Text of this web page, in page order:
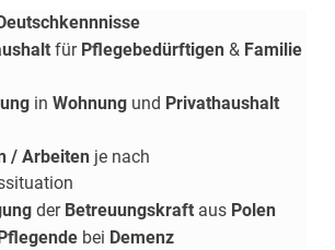
Deutschkennnisse
für Pflegebedürftigen & Familie
in Wohnung und Privathaushalt
/ Arbeiten je nach
der Betreuungskraft aus Polen
Pflegende bei Demenz